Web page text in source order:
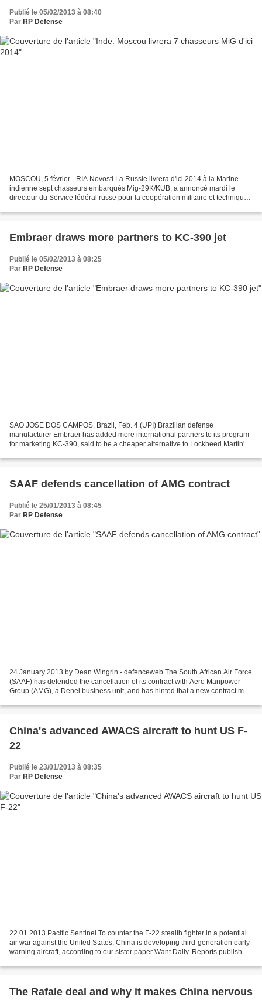
Publié le 05/02/2013 à 08:40
Par RP Defense
MOSCOU, 5 février - RIA Novosti La Russie livrera d'ici 2014 à la Marine
indienne sept chasseurs embarqués Mig-29K/KUB, a annoncé mardi le
directeur du Service fédéral russe pour la coopération militaire et technique
Embraer draws more partners to KC-390 jet
Publié le 05/02/2013 à 08:25
Par RP Defense
SAO JOSE DOS CAMPOS, Brazil, Feb. 4 (UPI) Brazilian defense
manufacturer Embraer has added more international partners to its program
for marketing KC-390, said to be a cheaper alternative to Lockheed Martin's
SAAF defends cancellation of AMG contract
Publié le 25/01/2013 à 08:45
Par RP Defense
24 January 2013 by Dean Wingrin - defenceweb The South African Air Force
(SAAF) has defended the cancellation of its contract with Aero Manpower
Group (AMG), a Denel business unit, and has hinted that a new contract may
China's advanced AWACS aircraft to hunt US F-
22
Publié le 23/01/2013 à 08:35
Par RP Defense
22.01.2013 Pacific Sentinel To counter the F-22 stealth fighter in a potential
air war against the United States, China is developing third-generation early
warning aircraft, according to our sister paper Want Daily. Reports published
The Rafale deal and why it makes China nervous